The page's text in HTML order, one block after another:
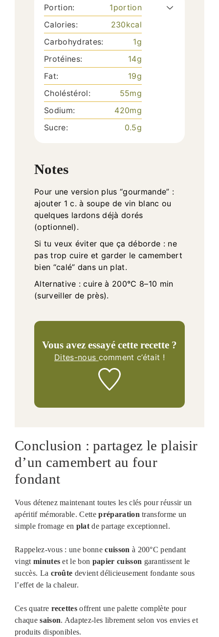
Portion: 1portion
Calories:
230kcal
Carbohydrates:
1g
Protéines:
14g
Fat:
19g
Choléstérol:
55mg
Sodium:
420mg
Sucre:
0.5g
Notes
Pour une version plus “gourmande” :
ajouter 1 c. à soupe de vin blanc ou
quelques lardons déjà dorés
(optionnel).
Si tu veux éviter que ça déborde : ne
pas trop cuire et garder le camembert
bien “calé” dans un plat.
Alternative : cuire à 200°C 8–10 min
(surveiller de près).
Vous avez essayé cette recette ?
Dites-nous comment c’était !
Conclusion : partagez le plaisir
d’un camembert au four
fondant
Vous détenez maintenant toutes les clés pour réussir un
apéritif mémorable. Cettepréparation transforme un
simple fromage en plat de partage exceptionnel.
Rappelez-vous : une bonnecuisson à 200°C pendant
vingt minutes et le bon papier cuisson garantissent le
succès. La croûte devient délicieusement fondante sous
l’effet de la chaleur.
Ces quatre recettes offrent une palette complète pour
chaquesaison. Adaptez-les librement selon vos envies et
produits disponibles.